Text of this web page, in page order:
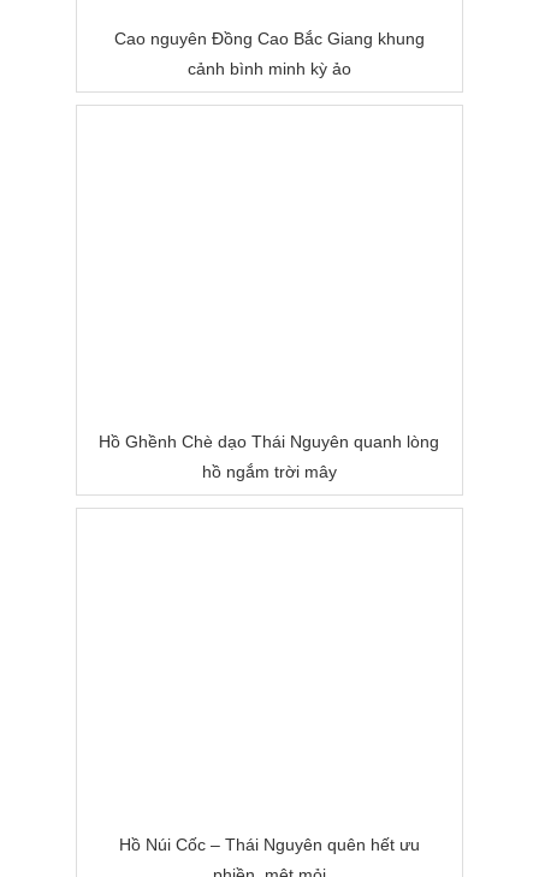
Cao nguyên Đồng Cao Bắc Giang khung
cảnh bình minh kỳ ảo
Hồ Ghềnh Chè dạo Thái Nguyên quanh lòng
hồ ngắm trời mây
Hồ Núi Cốc – Thái Nguyên quên hết ưu